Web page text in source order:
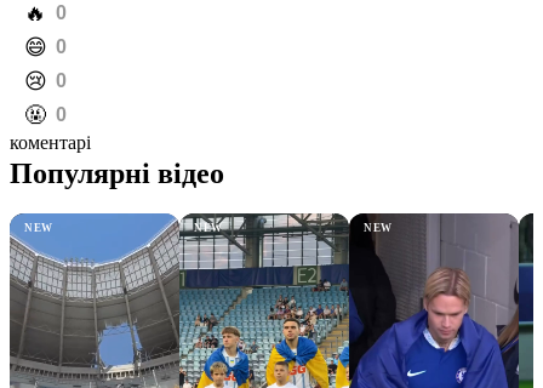
️🔥 0
️😄 0
️😢 0
️🤬 0
коментарі